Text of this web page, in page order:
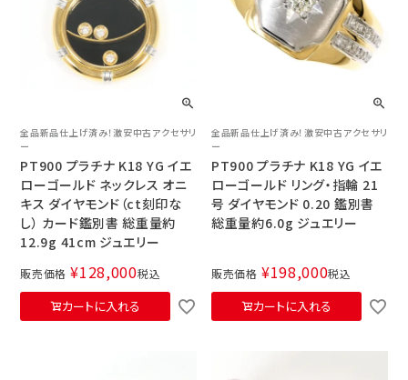
全品新品仕上げ済み！激安中古アクセサリ
ー
PT900 プラチナ K18 YG イエ
ローゴールド ネックレス オニ
キス ダイヤモンド（ct刻印な
し） カード鑑別書 総重量約
12.9g 41cm ジュエリー
販売価格 ¥128,000税込
カートに入れる
全品新品仕上げ済み！激安中古アクセサリ
ー
PT900 プラチナ K18 YG イエ
ローゴールド リング・指輪 21
号 ダイヤモンド 0.20 鑑別書
総重量約6.0g ジュエリー
販売価格 ¥198,000税込
カートに入れる